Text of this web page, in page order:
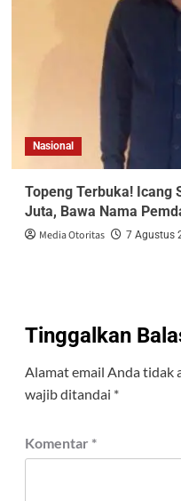
Nasional
Topeng Terbuka! Icang
Juta, Bawa Nama
Media Otoritas 7 Agustus
Tinggalkan
Alamat email Anda tidak
wajib ditandai *
Komentar *